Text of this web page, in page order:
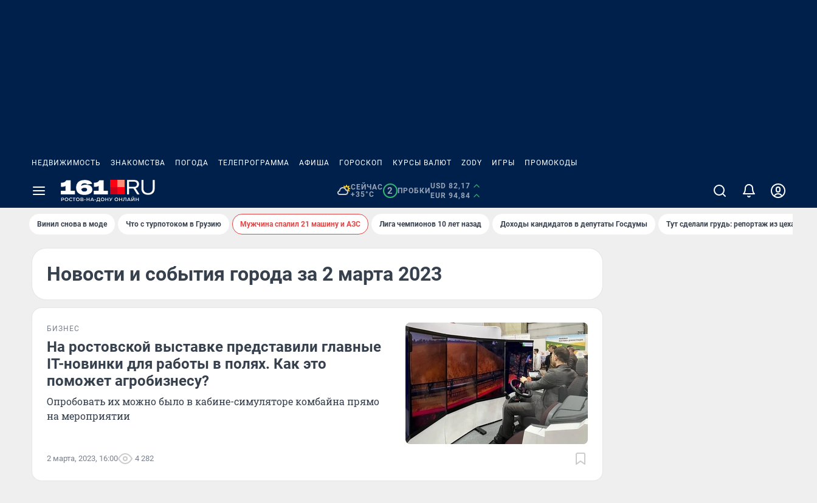
НЕДВИЖИМОСТЬ ЗНАКОМСТВА ПОГОДА ТЕЛЕПРОГРАММА АФИША ГОРОСКОП КУРСЫ ВАЛЮТ ZODY ИГРЫ ПРОМОКОДЫ
СЕЙЧАС
+35°C
2 ПРОБКИ
USD 82,17
EUR 94,84
Винил снова в моде Что с турпотоком в Грузию Мужчина спалил 21 машину и АЗС Лига чемпионов 10 лет назад Доходы кандидатов в депутаты Госдумы Тут сделали грудь: репортаж из цеха
Новости и события города за 2 марта 2023
БИЗНЕС
На ростовской выставке представили главные
IT-новинки для работы в полях. Как это
поможет агробизнесу?
Опробовать их можно было в кабине-симуляторе комбайна прямо
на мероприятии
2 марта, 2023, 16:00 4 282